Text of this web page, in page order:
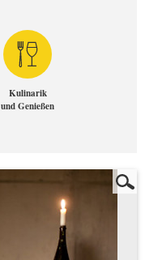
Kulinarik
und Genießen